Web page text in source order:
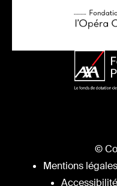
©
Mentions légales